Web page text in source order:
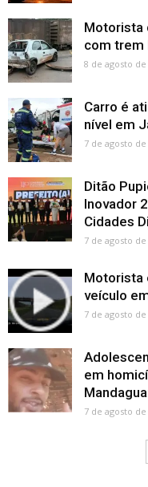
Motorista
com trem
8 de agosto de
Carro é
nível em
7 de agosto de
Ditão
Inovador
Cidades
7 de agosto de
Motorista
veículo
7 de agosto de
em
7 de agosto de